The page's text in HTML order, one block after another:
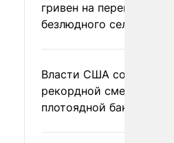
гривен на
безлюдного села
Власти США сообщили
рекордной смертности
плотоядной бактерии